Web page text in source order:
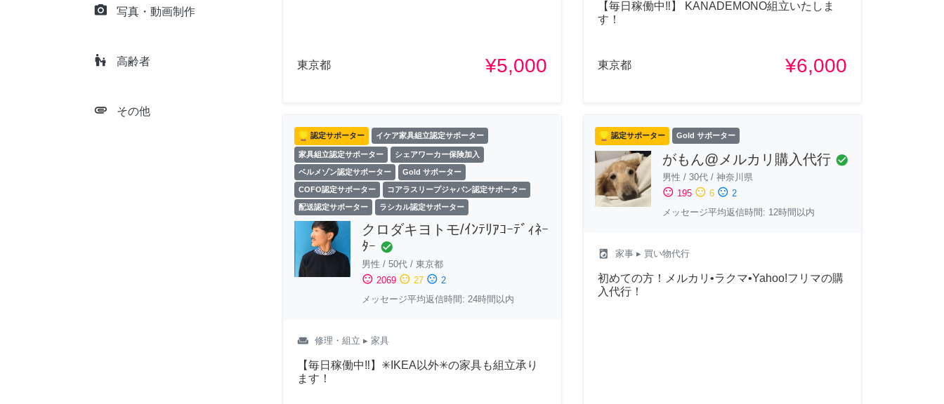
camera_alt 写真・動画制作
escalator_warning 高齢者
attachment その他
東京都 ¥5,000
【毎日稼働中‼︎】 KANADEMONO組立いたしま
す！
東京都 ¥6,000
認定サポーター イケア家具組立認定サポーター
家具組立認定サポーター シェアワーカー保険加入
ベルメゾン認定サポーター Gold サポーター
COFO認定サポーター コアラスリープジャパン認定サポーター
配送認定サポーター ラシカル認定サポーター
クロダキヨトモ/ｲﾝﾃﾘｱｺｰﾃﾞｨﾈｰ
ﾀｰ check_circle
男性 / 50代 / 東京都
sentiment_satisfied 2069 sentiment_neutral 27 sentiment_dissatisfied 2
メッセージ平均返信時間: 24時間以内
weekend 修理・組立 ▸ 家具
【毎日稼働中‼︎】✳︎IKEA以外✳︎の家具も組立承り
ます！
認定サポーター Gold サポーター
がもん@メルカリ購入代行 check_circle
男性 / 30代/ 神奈川県
sentiment_satisfied 195 sentiment_neutral 6 sentiment_dissatisfied 2
メッセージ平均返信時間: 12時間以内
local_laundry_service 家事▸ 買い物代行
初めての方！メルカリ•ラクマ•Yahoo!フリマの購
入代行！